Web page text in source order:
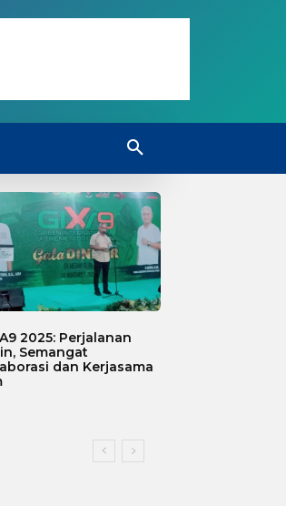
2025: Perjalanan
Semangat
dan Kerjasama